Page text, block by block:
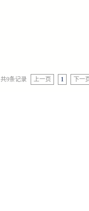
共9条记录 上一页 1 下一